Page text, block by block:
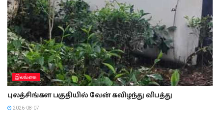
இலங்கை
புலத்சிங்கள பகுதியில் வேன் கவிழந்து விபத்து
2026-08-07